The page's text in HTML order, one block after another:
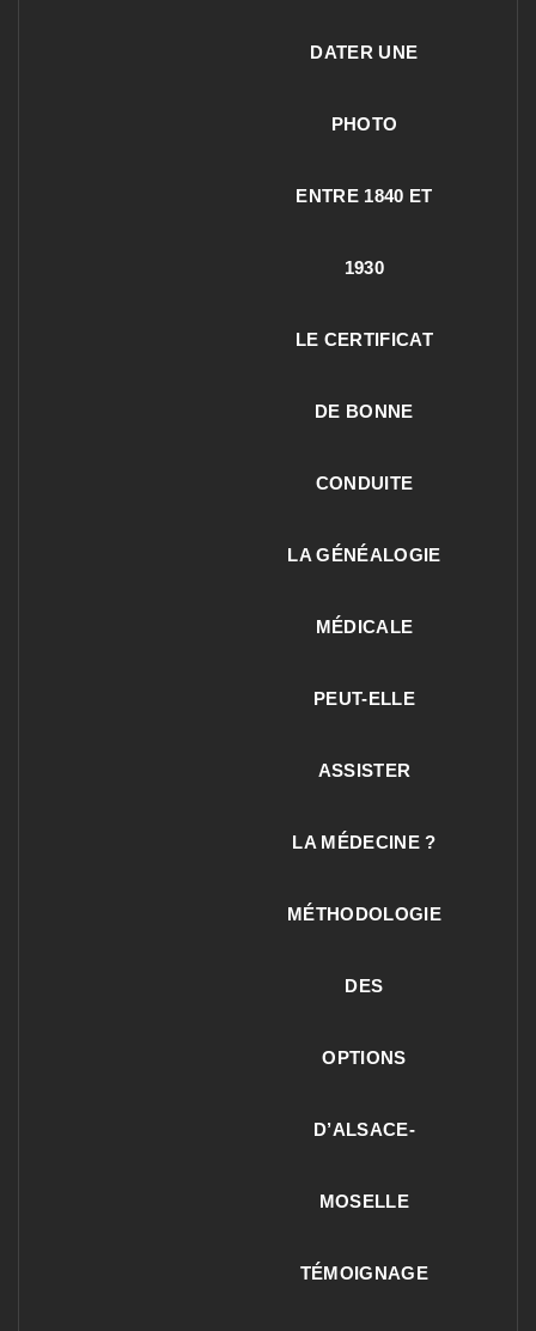
DATER UNE
PHOTO
ENTRE 1840 ET
1930
LE CERTIFICAT
DE BONNE
CONDUITE
LA GÉNÉALOGIE
MÉDICALE
PEUT-ELLE
ASSISTER
LA MÉDECINE ?
MÉTHODOLOGIE
DES
OPTIONS
D’ALSACE-
MOSELLE
TÉMOIGNAGE